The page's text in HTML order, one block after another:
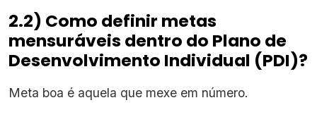
2.2) Como definir metas
mensuráveis dentro do Plano de
Desenvolvimento Individual (PDI)?
Meta boa é aquela que mexe em número.